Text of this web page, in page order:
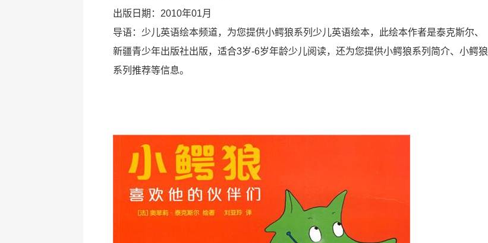
出版日期：2010年01月
导语：少儿英语绘本频道，为您提供小鳄狼系列少儿英语绘本，此绘本作者是泰克斯尔、
新疆青少年出版社出版，适合3岁-6岁年龄少儿阅读，还为您提供小鳄狼系列简介、小鳄狼
系列推荐等信息。